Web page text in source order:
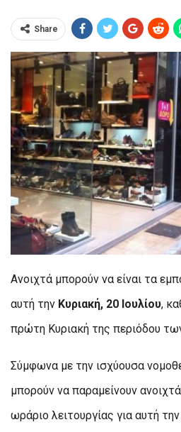
Share
Aνοιχτά μπορούν να είναι τα
αυτή την Κυριακή, 20 Ιουλίου,
πρώτη Κυριακή της περιόδου
Σύμφωνα με την ισχύουσα
μπορούν να παραμείνουν
ωράριο λειτουργίας για αυτή